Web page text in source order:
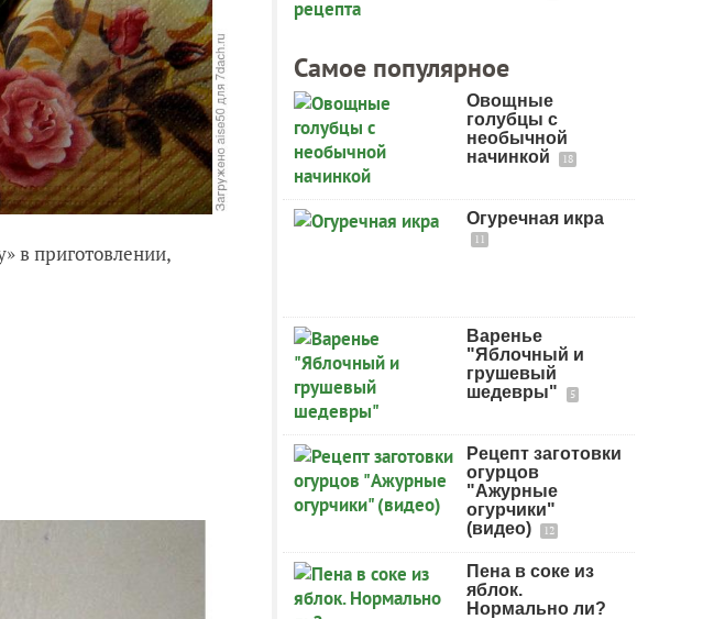
в приготовлении,
Самое популярное
Овощные
голубцы с
необычной
начинкой
18
Огуречная икра
11
Варенье
"Яблочный и
грушевый
шедевры"
5
Рецепт заготовки
огурцов
"Ажурные
огурчики"
(видео)
12
Пена в соке из
яблок.
Нормально ли?